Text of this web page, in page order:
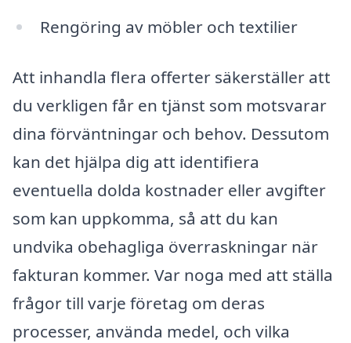
Rengöring av möbler och textilier
Att inhandla flera offerter säkerställer att
du verkligen får en tjänst som motsvarar
dina förväntningar och behov. Dessutom
kan det hjälpa dig att identifiera
eventuella dolda kostnader eller avgifter
som kan uppkomma, så att du kan
undvika obehagliga överraskningar när
fakturan kommer. Var noga med att ställa
frågor till varje företag om deras
processer, använda medel, och vilka